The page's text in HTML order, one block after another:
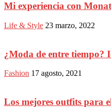
Mi experiencia con
Life & Style 23 marzo, 2022
¿Moda de entre tiempo?
Fashion 17 agosto, 2021
Los mejores outfits para